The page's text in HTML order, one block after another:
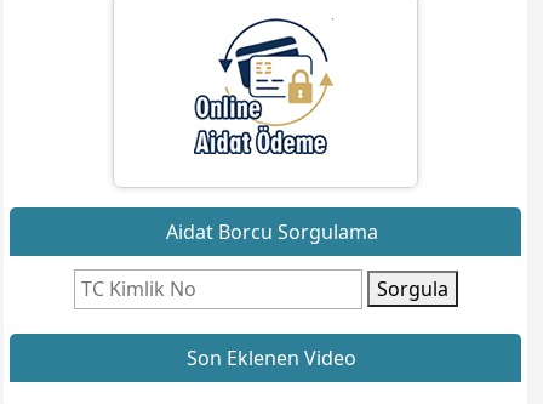
Aidat Borcu Sorgulama
Sorgula
Son Eklenen Video